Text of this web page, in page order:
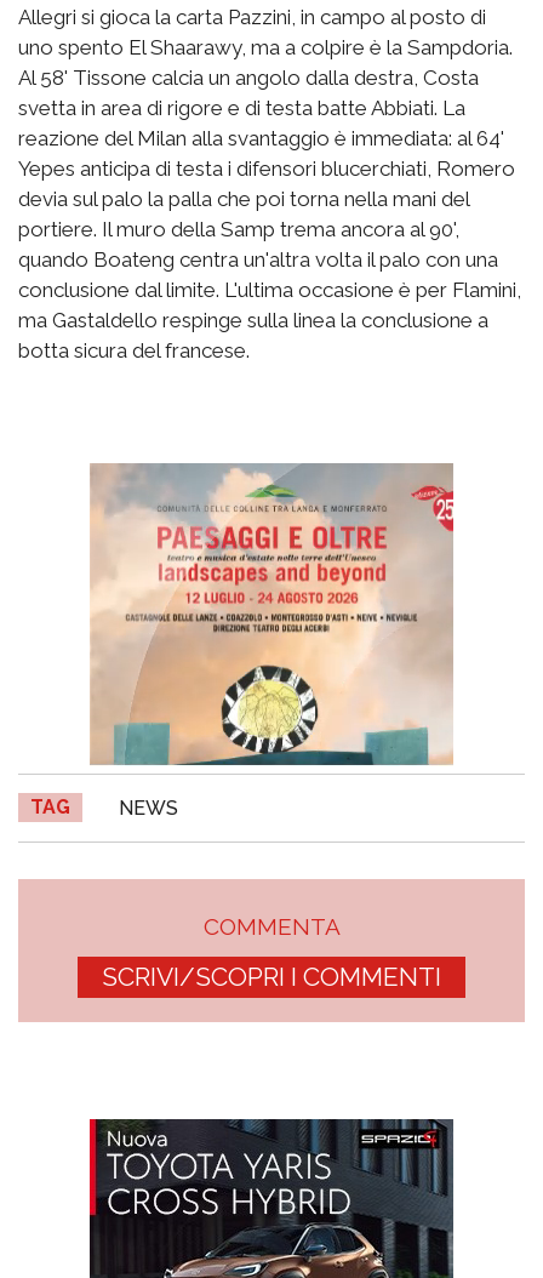
Allegri si gioca la carta Pazzini, in campo al posto di
uno spento El Shaarawy, ma a colpire è la Sampdoria.
Al 58' Tissone calcia un angolo dalla destra, Costa
svetta in area di rigore e di testa batte Abbiati. La
reazione del Milan alla svantaggio è immediata: al 64'
Yepes anticipa di testa i difensori blucerchiati, Romero
devia sul palo la palla che poi torna nella mani del
portiere. Il muro della Samp trema ancora al 90',
quando Boateng centra un'altra volta il palo con una
conclusione dal limite. L'ultima occasione è per Flamini,
ma Gastaldello respinge sulla linea la conclusione a
botta sicura del francese.
TAG NEWS
COMMENTA
SCRIVI/SCOPRI I COMMENTI